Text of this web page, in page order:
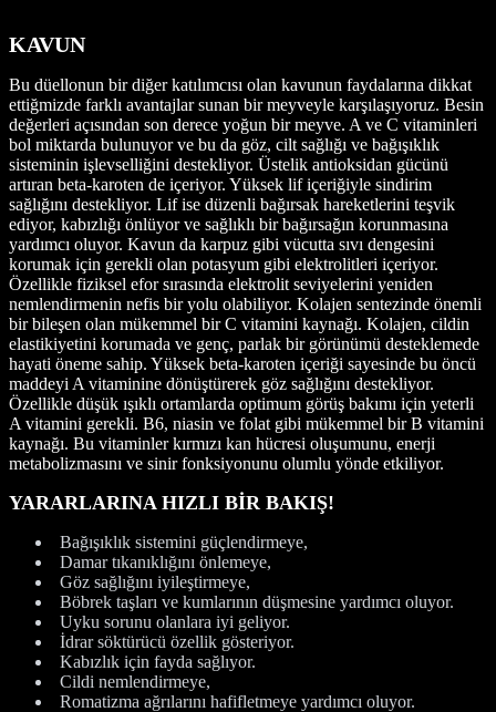
KAVUN
Bu düellonun bir diğer katılımcısı olan kavunun faydalarına dikkat
ettiğmizde farklı avantajlar sunan bir meyveyle karşılaşıyoruz. Besin
değerleri açısından son derece yoğun bir meyve. A ve C vitaminleri
bol miktarda bulunuyor ve bu da göz, cilt sağlığı ve bağışıklık
sisteminin işlevselliğini destekliyor. Üstelik antioksidan gücünü
artıran beta-karoten de içeriyor. Yüksek lif içeriğiyle sindirim
sağlığını destekliyor. Lif ise düzenli bağırsak hareketlerini teşvik
ediyor, kabızlığı önlüyor ve sağlıklı bir bağırsağın korunmasına
yardımcı oluyor. Kavun da karpuz gibi vücutta sıvı dengesini
korumak için gerekli olan potasyum gibi elektrolitleri içeriyor.
Özellikle fiziksel efor sırasında elektrolit seviyelerini yeniden
nemlendirmenin nefis bir yolu olabiliyor. Kolajen sentezinde önemli
bir bileşen olan mükemmel bir C vitamini kaynağı. Kolajen, cildin
elastikiyetini korumada ve genç, parlak bir görünümü desteklemede
hayati öneme sahip. Yüksek beta-karoten içeriği sayesinde bu öncü
maddeyi A vitaminine dönüştürerek göz sağlığını destekliyor.
Özellikle düşük ışıklı ortamlarda optimum görüş bakımı için yeterli
A vitamini gerekli. B6, niasin ve folat gibi mükemmel bir B vitamini
kaynağı. Bu vitaminler kırmızı kan hücresi oluşumunu, enerji
metabolizmasını ve sinir fonksiyonunu olumlu yönde etkiliyor.
YARARLARINA HIZLI BİR BAKIŞ!
Bağışıklık sistemini güçlendirmeye,
Damar tıkanıklığını önlemeye,
Göz sağlığını iyileştirmeye,
Böbrek taşları ve kumlarının düşmesine yardımcı oluyor.
Uyku sorunu olanlara iyi geliyor.
İdrar söktürücü özellik gösteriyor.
Kabızlık için fayda sağlıyor.
Cildi nemlendirmeye,
Romatizma ağrılarını hafifletmeye yardımcı oluyor.